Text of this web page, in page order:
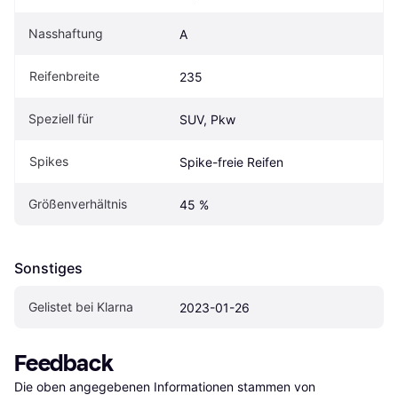
Nasshaftung A
Reifenbreite 235
Speziell für SUV, Pkw
Spikes Spike-freie Reifen
Größenverhältnis 45 %
Sonstiges
Gelistet bei Klarna 2023-01-26
Feedback
Die oben angegebenen Informationen stammen von